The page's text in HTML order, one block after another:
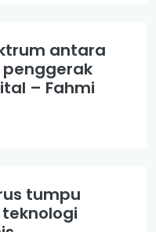
antara
– Fahmi
tumpu